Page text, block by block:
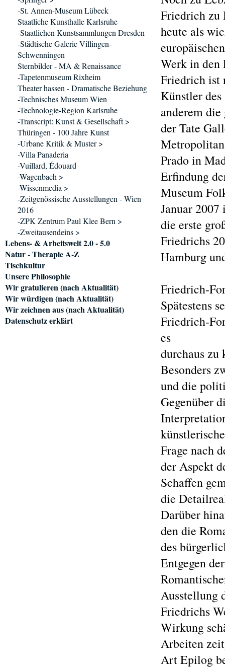
Friedrich zu
heute als
Werk in den
Friedrich ist
Künstler
anderem
der Tate
Prado in
Erfindung
Museum
Januar
die erste
Friedrichs
Hamburg
Friedrich-
Spätestens
Friedrich-
es
durchaus zu
Besonders
und die
Gegenüber
Frage nach
der Aspekt
Schaffen
die
Darüber
den die
des
Entgegen
Ausstellung
Friedrichs
Wirkung
Arbeiten
Art Epilog
-St. Annen-Museum Lübeck
Staatliche Kunsthalle Karlsruhe
-Staatlichen Kunstsammlungen Dresden
-Städtische Galerie Villingen-
Schwenningen
Sternbilder - MA & Renaissance
-Tapetenmuseum Rixheim
Theater hassen - Dramatische Beziehung
-Technisches Museum Wien
-Technologie-Region Karlsruhe
-Transcript: Kunst & Gesellschaft >
Thüringen - 100 Jahre Kunst
-Urbane Kritik & Muster >
-Villa Panaderia
-Vuillard, Édouard
-Wagenbach >
-Wissenmedia >
-Zeitgenössische Ausstellungen - Wien
2016
-ZPK Zentrum Paul Klee Bern >
-Zweitausendeins >
Lebens- & Arbeitswelt 2.0 - 5.0
Natur - Therapie A-Z
Tischkultur
Unsere Philosophie
Wir gratulieren (nach Aktualität)
Wir würdigen (nach Aktualität)
Wir zeichnen aus (nach Aktualität)
Datenschutz erklärt